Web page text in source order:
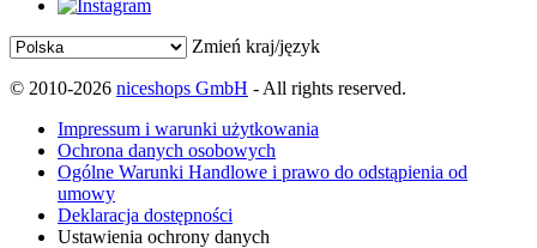
Zmień kraj/język
© 2010-2026 niceshops GmbH - All rights reserved.
Impressum i warunki użytkowania
Ochrona danych osobowych
Ogólne Warunki Handlowe i prawo do odstąpienia od
umowy
Deklaracja dostępności
Ustawienia ochrony danych